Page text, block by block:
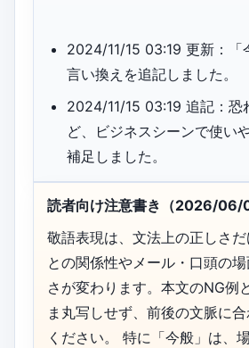
2024/11/15 03:19 更新：「
言い換えを追記しました。
2024/11/15 03:19 追記：恐
ど、ビジネスシーンで使い
補足しました。
読者向け注意書き（2026/06/
敬語表現は、文法上の正しさ
との関係性やメール・口頭の
さが変わります。本文のNG例
ま丸写しせず、前後の文脈に
ください。 特に「今般」は、